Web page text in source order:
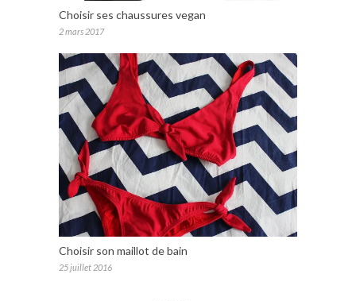
Choisir ses chaussures vegan
2 mars 2017
Choisir son maillot de bain
25 juillet 2016